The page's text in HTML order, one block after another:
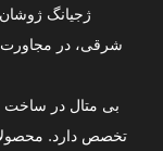
ژجیانگ
شرقی، در مجاورت
بی متال در ساخت
تخصص دارد.